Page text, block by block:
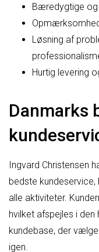
Bæredygtige
Løsning af
Hurtig levering
Danmarks
Ingvard Christensen
bedste
alle aktiviteter.
hvilket afspejles i
kundebase, der
igen.